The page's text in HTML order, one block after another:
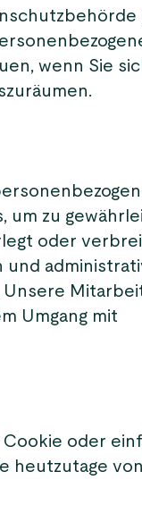
wenn Sie
um zu
oder
und
Unsere
Umgang mit
oder
heutzutage